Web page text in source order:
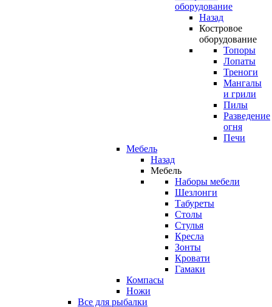
оборудование
Назад
Костровое
оборудование
Топоры
Лопаты
Треноги
Мангалы
и грили
Пилы
Разведение
огня
Печи
Мебель
Назад
Мебель
Наборы мебели
Шезлонги
Табуреты
Столы
Стулья
Кресла
Зонты
Кровати
Гамаки
Компасы
Ножи
Все для рыбалки